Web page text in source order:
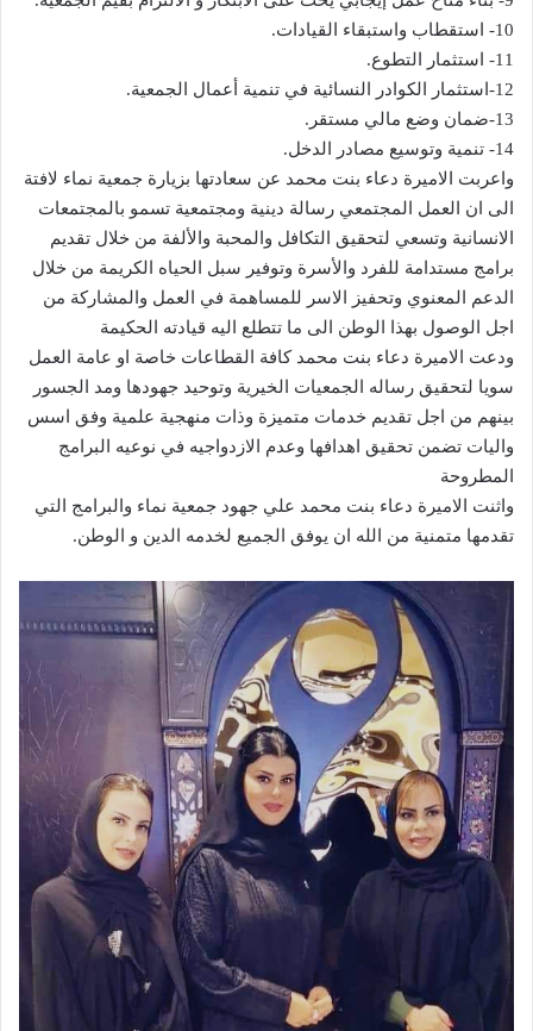
10- استقطاب واستبقاء القيادات.
11- استثمار التطوع.
12-استثمار الكوادر النسائية في تنمية أعمال الجمعية.
13-ضمان وضع مالي مستقر.
14- تنمية وتوسيع مصادر الدخل.
واعربت الاميرة دعاء بنت محمد عن سعادتها بزيارة جمعية نماء لافتة
الى ان العمل المجتمعي رسالة دينية ومجتمعية تسمو بالمجتمعات
الانسانية وتسعي لتحقيق التكافل والمحبة والألفة من خلال تقديم
برامج مستدامة للفرد والأسرة وتوفير سبل الحياه الكريمة من خلال
الدعم المعنوي وتحفيز الاسر للمساهمة في العمل والمشاركة من
اجل الوصول بهذا الوطن الى ما تتطلع اليه قيادته الحكيمة
ودعت الاميرة دعاء بنت محمد كافة القطاعات خاصة او عامة العمل
سويا لتحقيق رساله الجمعيات الخيرية وتوحيد جهودها ومد الجسور
بينهم من اجل تقديم خدمات متميزة وذات منهجية علمية وفق اسس
واليات تضمن تحقيق اهدافها وعدم الازدواجيه في نوعيه البرامج
المطروحة
واثنت الاميرة دعاء بنت محمد علي جهود جمعية نماء والبرامج التي
تقدمها متمنية من الله ان يوفق الجميع لخدمه الدين و الوطن.